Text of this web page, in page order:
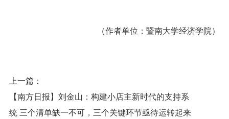
（作者单位：暨南大学经济学院）
上一篇：
【南方日报】刘金山：构建小店主新时代的支持系
统 三个清单缺一不可，三个关键环节亟待运转起来